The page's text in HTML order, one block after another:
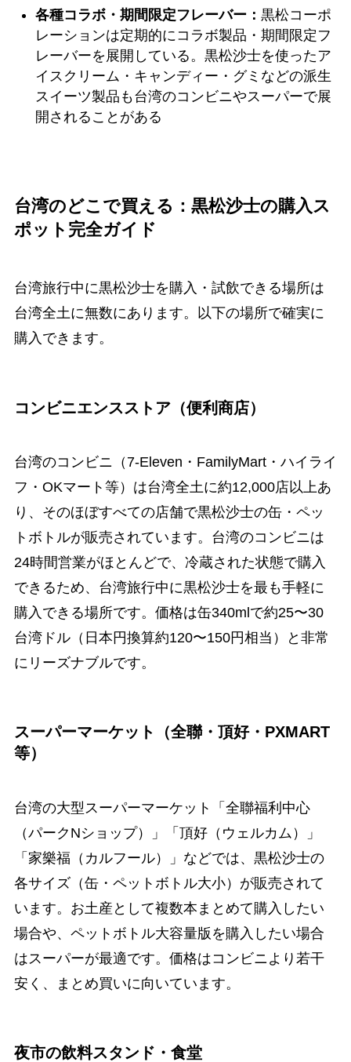
各種コラボ・期間限定フレーバー： 黒松コーポ
レーションは定期的にコラボ製品・期間限定フ
レーバーを展開している。黒松沙士を使ったア
イスクリーム・キャンディー・グミなどの派生
スイーツ製品も台湾のコンビニやスーパーで展
開されることがある
台湾のどこで買える：黒松沙士の購入ス
ポット完全ガイド
台湾旅行中に黒松沙士を購入・試飲できる場所は
台湾全土に無数にあります。以下の場所で確実に
購入できます。
コンビニエンスストア（便利商店）
台湾のコンビニ（7-Eleven・FamilyMart・ハイライ
フ・OKマート等）は台湾全土に約12,000店以上あ
り、そのほぼすべての店舗で黒松沙士の缶・ペッ
トボトルが販売されています。台湾のコンビニは
24時間営業がほとんどで、冷蔵された状態で購入
できるため、台湾旅行中に黒松沙士を最も手軽に
購入できる場所です。価格は缶340mlで約25〜30
台湾ドル（日本円換算約120〜150円相当）と非常
にリーズナブルです。
スーパーマーケット（全聯・頂好・PXMART
等）
台湾の大型スーパーマーケット「全聯福利中心
（パークNショップ）」「頂好（ウェルカム）」
「家樂福（カルフール）」などでは、黒松沙士の
各サイズ（缶・ペットボトル大小）が販売されて
います。お土産として複数本まとめて購入したい
場合や、ペットボトル大容量版を購入したい場合
はスーパーが最適です。価格はコンビニより若干
安く、まとめ買いに向いています。
夜市の飲料スタンド・食堂